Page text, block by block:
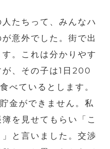
たちって、みんなハ
意外でした。街で出
。これは分かりやす
、その子は1日200
べているとします。
金ができません。私
を見せてもらい「こ
と言いました。交渉